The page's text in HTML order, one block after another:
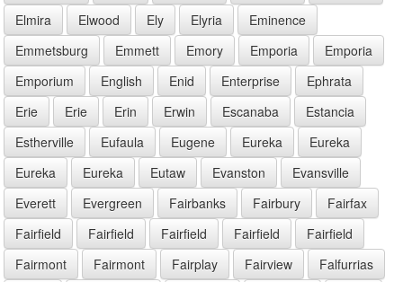
Elmira
Elwood Ely Elyria
Eminence
Emmetsburg
Emmett Emory Emporia
Emporia
Emporium
English Enid Enterprise
Ephrata
Erie
Erie Erin Erwin Escanaba
Estancia
Estherville
Eufaula Eugene Eureka
Eureka
Eureka
Eureka Eutaw Evanston
Evansville
Everett
Evergreen Fairbanks Fairbury
Fairfax
Fairfield
Fairfield Fairfield Fairfield
Fairfield
Fairmont
Fairmont Fairplay Fairview Falfurrias